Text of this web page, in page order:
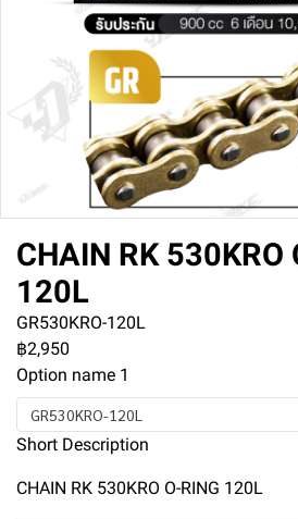
CHAIN RK 530KRO
120L
GR530KRO-120L
฿2,950
Option name 1
GR530KRO-120L
Short Description
CHAIN RK 530KRO O-RING 120L